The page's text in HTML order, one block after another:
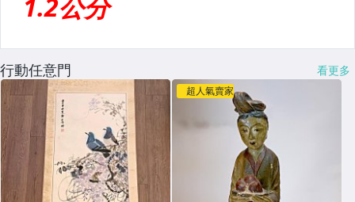
行動任意門 看更多
超人氣賣家